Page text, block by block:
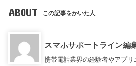
ABOUT この記事をかいた人
スマホサポートライン編
携帯電話業界の経験者やアプ